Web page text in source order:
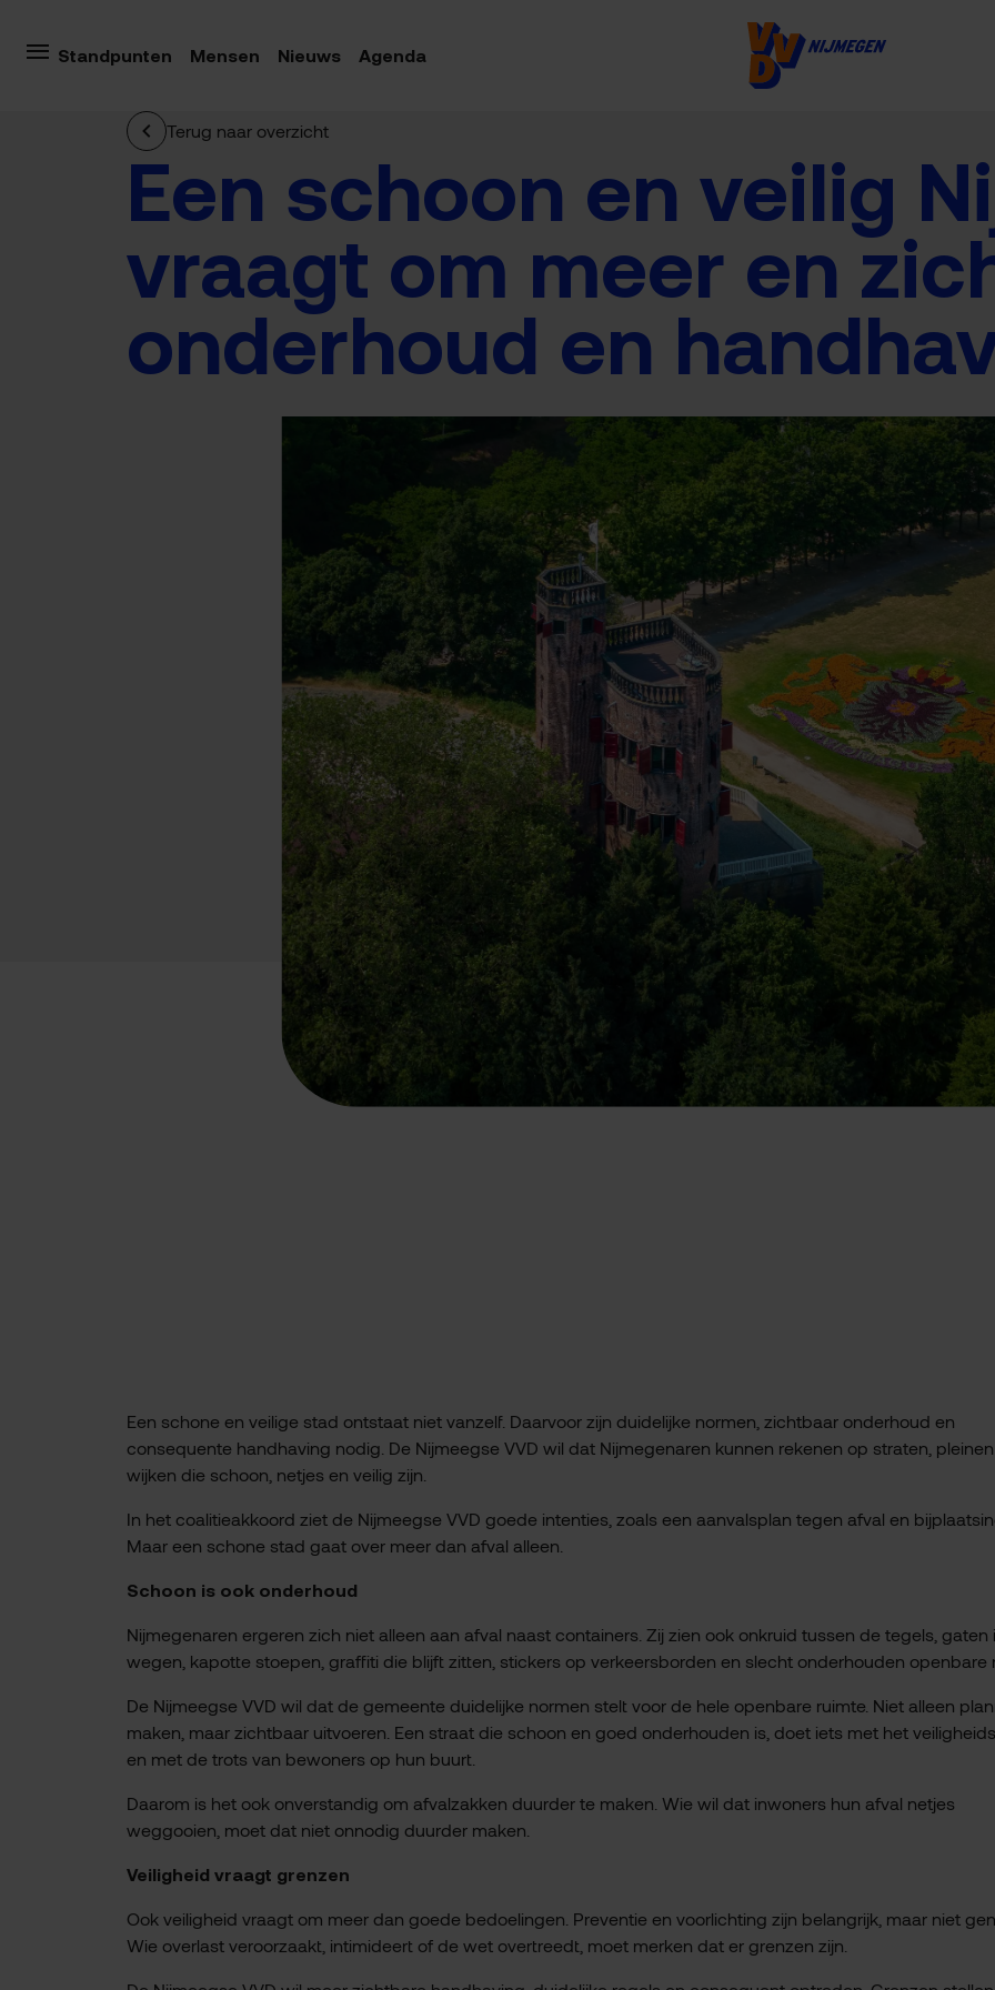
Standpunten Mensen Nieuws Agenda
Terug naar overzicht
Een schoon en veilig
vraagt om meer en
onderhoud en
Een schone en veilige stad ontstaat niet vanzelf. Daarvoor zijn duidelijke normen, zichtbaar onderhoud en
consequente handhaving nodig. De Nijmeegse VVD wil dat Nijmegenaren kunnen rekenen op straten,
wijken die schoon, netjes en veilig zijn.
In het coalitieakkoord ziet de Nijmeegse VVD goede intenties, zoals een aanvalsplan tegen afval en
Maar een schone stad gaat over meer dan afval alleen.
Schoon is ook onderhoud
Nijmegenaren ergeren zich niet alleen aan afval naast containers. Zij zien ook onkruid tussen de tegels, gaten
wegen, kapotte stoepen, graffiti die blijft zitten, stickers op verkeersborden en slecht onderhouden openbare
De Nijmeegse VVD wil dat de gemeente duidelijke normen stelt voor de hele openbare ruimte. Niet alleen
maken, maar zichtbaar uitvoeren. Een straat die schoon en goed onderhouden is, doet iets met het
en met de trots van bewoners op hun buurt.
Daarom is het ook onverstandig om afvalzakken duurder te maken. Wie wil dat inwoners hun afval netjes
weggooien, moet dat niet onnodig duurder maken.
Veiligheid vraagt grenzen
Ook veiligheid vraagt om meer dan goede bedoelingen. Preventie en voorlichting zijn belangrijk, maar niet
Wie overlast veroorzaakt, intimideert of de wet overtreedt, moet merken dat er grenzen zijn.